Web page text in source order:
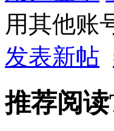
用其他账
发表新帖
推荐阅读